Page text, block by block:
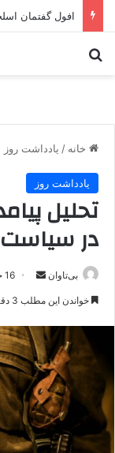
خانه / یادداشت روز
یادداشت روز
تحلیل
در سیاست
بی‌تاوان
ر
ا
ل
ا
ی
م
ی
ل
16 جولای 2025
خواندن این مطلب 3 دقیقه زمان میبرد